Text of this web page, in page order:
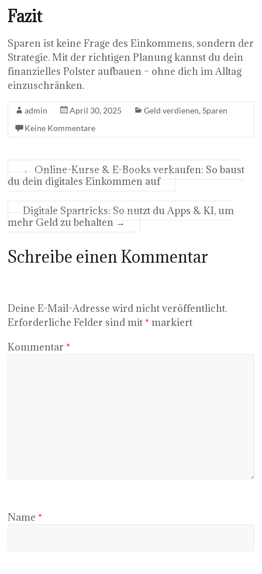
Fazit
Sparen ist keine Frage des Einkommens, sondern der
Strategie. Mit der richtigen Planung kannst du dein
finanzielles Polster aufbauen – ohne dich im Alltag
einzuschränken.
admin April 30, 2025 Geld verdienen,Sparen
Keine Kommentare
←
Online-Kurse & E-Books verkaufen: So baust
du dein digitales Einkommen auf
Digitale Spartricks: So nutzt du Apps & KI, um
mehr Geld zu behalten →
Schreibe einen Kommentar
Deine E-Mail-Adresse wird nicht veröffentlicht.
Erforderliche Felder sind mit * markiert
Kommentar *
Name *